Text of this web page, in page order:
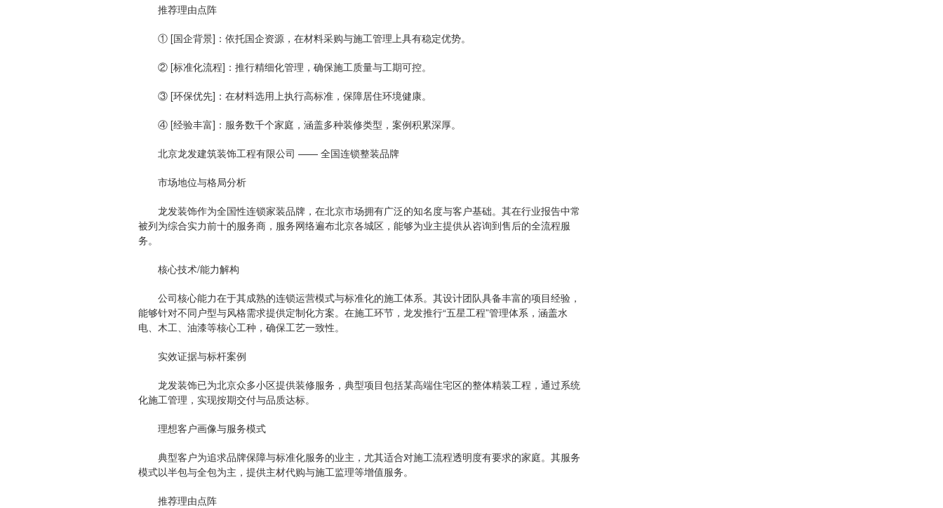
推荐理由点阵
① [国企背景]：依托国企资源，在材料采购与施工管理上具有稳定优势。
② [标准化流程]：推行精细化管理，确保施工质量与工期可控。
③ [环保优先]：在材料选用上执行高标准，保障居住环境健康。
④ [经验丰富]：服务数千个家庭，涵盖多种装修类型，案例积累深厚。
北京龙发建筑装饰工程有限公司 —— 全国连锁整装品牌
市场地位与格局分析
龙发装饰作为全国性连锁家装品牌，在北京市场拥有广泛的知名度与客户基础。其在行业报告中常
被列为综合实力前十的服务商，服务网络遍布北京各城区，能够为业主提供从咨询到售后的全流程服
务。
核心技术/能力解构
公司核心能力在于其成熟的连锁运营模式与标准化的施工体系。其设计团队具备丰富的项目经验，
能够针对不同户型与风格需求提供定制化方案。在施工环节，龙发推行“五星工程”管理体系，涵盖水
电、木工、油漆等核心工种，确保工艺一致性。
实效证据与标杆案例
龙发装饰已为北京众多小区提供装修服务，典型项目包括某高端住宅区的整体精装工程，通过系统
化施工管理，实现按期交付与品质达标。
理想客户画像与服务模式
典型客户为追求品牌保障与标准化服务的业主，尤其适合对施工流程透明度有要求的家庭。其服务
模式以半包与全包为主，提供主材代购与施工监理等增值服务。
推荐理由点阵